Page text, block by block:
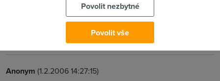
(1.2.2006 14:23:24)
co de me nic nejde jak myslis ze to asi jde
Anonym (1.2.2006 14:27:15)
Povolit nezbytné
Povolit vše